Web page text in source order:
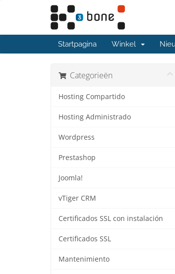
Startpagina Winkel
Categorieën
Hosting Compartido
Hosting Administrado
Wordpress
Prestashop
Joomla!
vTiger CRM
Certificados SSL con instalación
Certificados SSL
Mantenimiento